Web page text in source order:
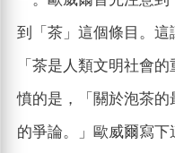
到「茶」這個條目。這
「茶是人類文明社會
憤的是，「關於泡茶
的爭論。」歐威爾寫